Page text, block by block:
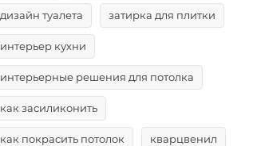
дизайн туалета затирка для плитки
интерьер кухни
интерьерные решения для потолка
как засиликонить
как покрасить потолок кварцвенил